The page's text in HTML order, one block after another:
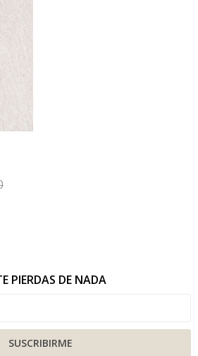
PIERDAS DE NADA
SUSCRIBIRME